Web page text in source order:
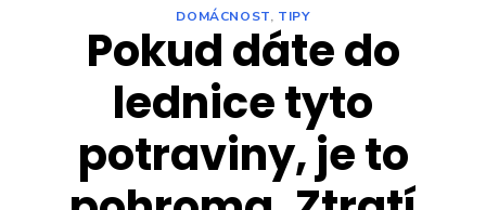
DOMÁCNOST, TIPY
Pokud dáte do
lednice tyto
potraviny, je to